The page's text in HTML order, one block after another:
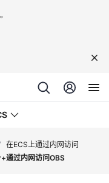
在ECS上通过内网访问
通过内网访问OBS